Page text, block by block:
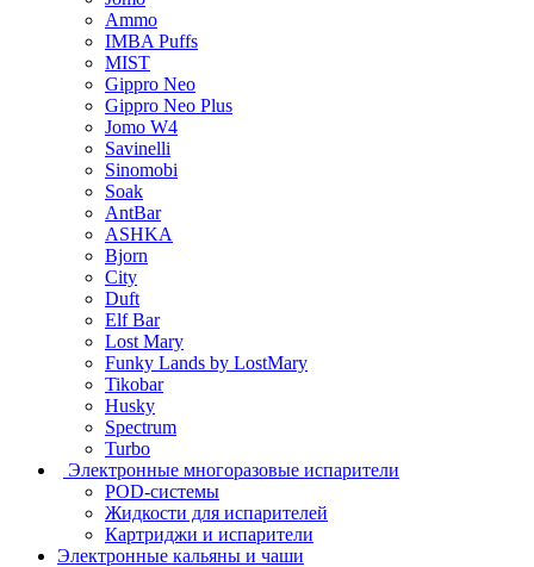
Ammo
IMBA Puffs
MIST
Gippro Neo
Gippro Neo Plus
Jomo W4
Savinelli
Sinomobi
Soak
AntBar
ASHKA
Bjorn
City
Duft
Elf Bar
Lost Mary
Funky Lands by LostMary
Tikobar
Husky
Spectrum
Turbo
Электронные многоразовые испарители
POD-системы
Жидкости для испарителей
Картриджи и испарители
Электронные кальяны и чаши